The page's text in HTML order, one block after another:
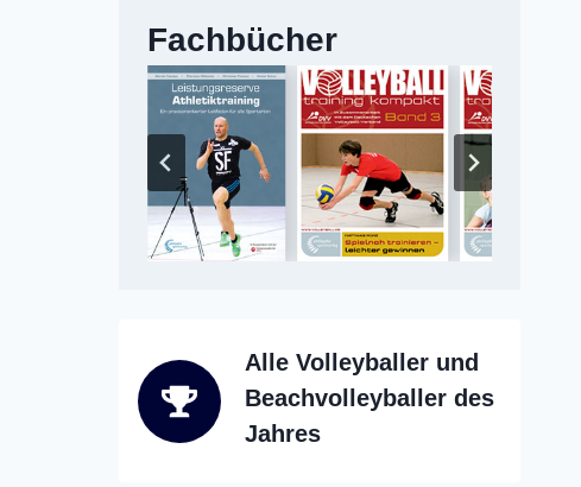
Fachbücher
Alle Volleyballer und
Beachvolleyballer des
Jahres